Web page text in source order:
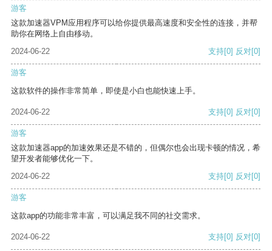
游客
这款加速器VPM应用程序可以给你提供最高速度和安全性的连接，并帮
助你在网络上自由移动。
2024-06-22
支持[0] 反对[0]
游客
这款软件的操作非常简单，即使是小白也能快速上手。
2024-06-22 支持[0] 反对[0]
游客
这款加速器app的加速效果还是不错的，但偶尔也会出现卡顿的情况，希
望开发者能够优化一下。
2024-06-22
支持[0] 反对[0]
游客
这款app的功能非常丰富，可以满足我不同的社交需求。
2024-06-22 支持[0] 反对[0]